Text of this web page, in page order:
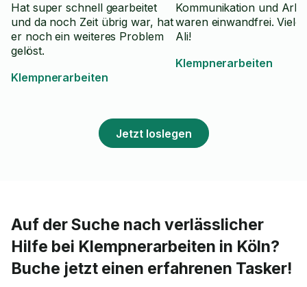
Hat super schnell gearbeitet
und da noch Zeit übrig war, hat
er noch ein weiteres Problem
gelöst.
Klempnerarbeiten
Kommunikation und
waren einwandfrei.
Ali!
Klempnerarbeiten
Jetzt loslegen
Auf der Suche nach verlässlicher
Hilfe bei Klempnerarbeiten in Köln?
Buche jetzt einen erfahrenen Tasker!